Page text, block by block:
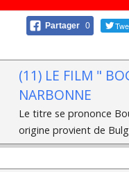
Partager 0
(11) LE FILM "
NARBONNE
Le titre se prononce
origine provient de